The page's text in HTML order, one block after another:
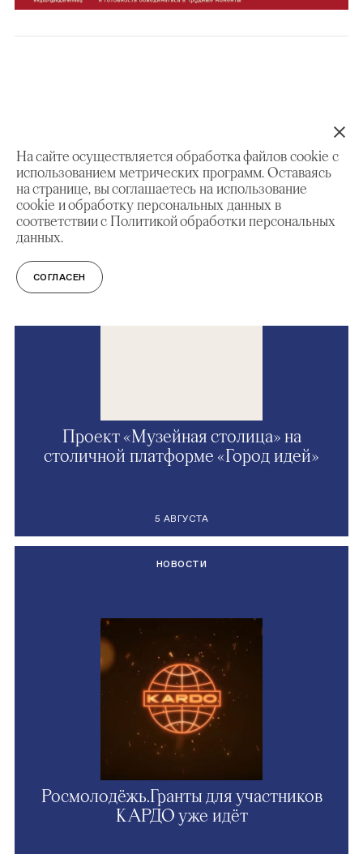
На сайте осуществляется обработка файлов cookie с
использованием метрических программ. Оставаясь
на странице, вы соглашаетесь на использование
cookie и обработку персональных данных в
соответствии с Политикой обработки персональных
данных.
СОГЛАСЕН
СМОТРИТЕ ТАКЖЕ
НОВОСТИ
Проект «Музейная столица» на
столичной платформе «Город идей»
5 АВГУСТА
НОВОСТИ
Росмолодёжь.Гранты для участников
КАРДО уже идёт